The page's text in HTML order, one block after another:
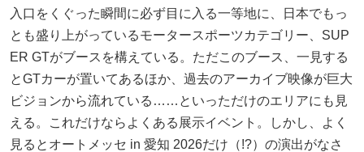
入口をくぐった瞬間に必ず目に入る一等地に、日本でもっ
とも盛り上がっているモータースポーツカテゴリー、SUP
ER GTがブースを構えている。ただこのブース、一見する
とGTカーが置いてあるほか、過去のアーカイブ映像が巨大
ビジョンから流れている……といっただけのエリアにも見
える。これだけならよくある展示イベント。しかし、よく
見るとオートメッセ in 愛知 2026だけ（!?）の演出がなさ